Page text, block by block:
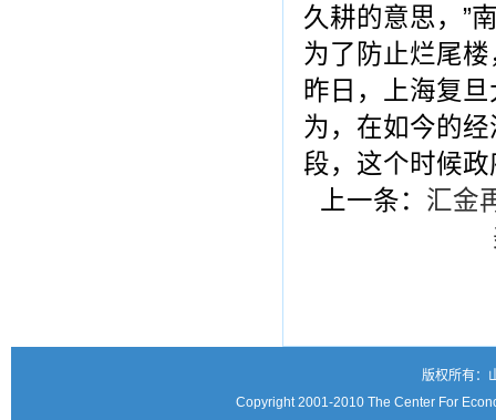
久耕的意思，”
为了防止烂尾
昨日，上海复
为，在如今的
段，这个时候
上一条： 汇金
版权所有：
Copyright 2001-2010 The Center For